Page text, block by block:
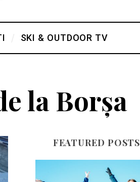
SKI & OUTDOOR TV
la Borșa
FEATURED POSTS